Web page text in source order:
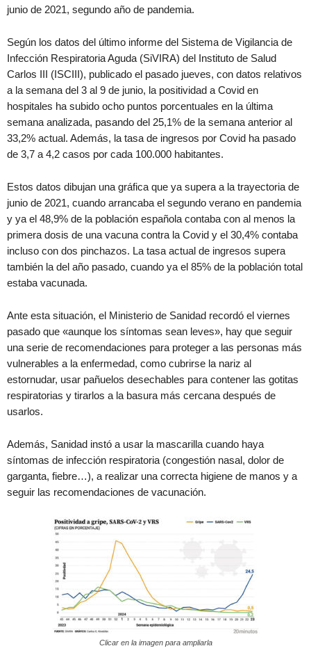
junio de 2021, segundo año de pandemia.
Según los datos del último informe del Sistema de Vigilancia de
Infección Respiratoria Aguda (SiVIRA) del Instituto de Salud
Carlos III (ISCIII), publicado el pasado jueves, con datos relativos
a la semana del 3 al 9 de junio, la positividad a Covid en
hospitales ha subido ocho puntos porcentuales en la última
semana analizada, pasando del 25,1% de la semana anterior al
33,2% actual. Además, la tasa de ingresos por Covid ha pasado
de 3,7 a 4,2 casos por cada 100.000 habitantes.
Estos datos dibujan una gráfica que ya supera a la trayectoria de
junio de 2021, cuando arrancaba el segundo verano en pandemia
y ya el 48,9% de la población española contaba con al menos la
primera dosis de una vacuna contra la Covid y el 30,4% contaba
incluso con dos pinchazos. La tasa actual de ingresos supera
también la del año pasado, cuando ya el 85% de la población total
estaba vacunada.
Ante esta situación, el Ministerio de Sanidad recordó el viernes
pasado que «aunque los síntomas sean leves», hay que seguir
una serie de recomendaciones para proteger a las personas más
vulnerables a la enfermedad, como cubrirse la nariz al
estornudar, usar pañuelos desechables para contener las gotitas
respiratorias y tirarlos a la basura más cercana después de
usarlos.
Además, Sanidad instó a usar la mascarilla cuando haya
síntomas de infección respiratoria (congestión nasal, dolor de
garganta, fiebre…), a realizar una correcta higiene de manos y a
seguir las recomendaciones de vacunación.
Clicar en la imagen para ampliarla